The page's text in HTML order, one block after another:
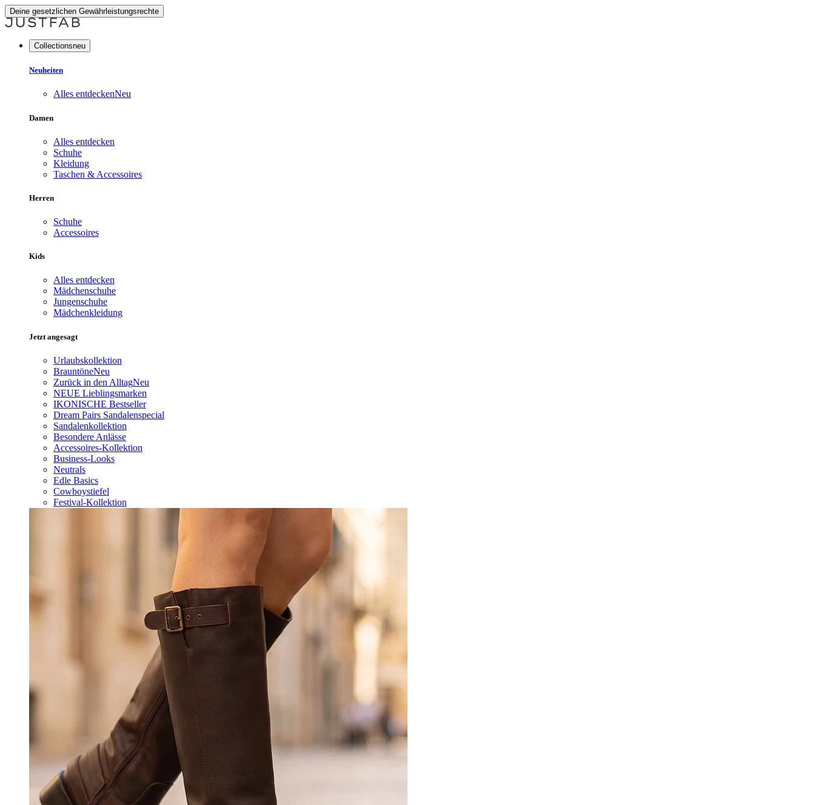
Deine gesetzlichen Gewährleistungsrechte
Collectionsneu
Neuheiten
Alles entdeckenNeu
Damen
Alles entdecken
Schuhe
Kleidung
Taschen & Accessoires
Herren
Schuhe
Accessoires
Kids
Alles entdecken
Mädchenschuhe
Jungenschuhe
Mädchenkleidung
Jetzt angesagt
Urlaubskollektion
BrauntöneNeu
Zurück in den AlltagNeu
NEUE Lieblingsmarken
IKONISCHE Bestseller
Dream Pairs Sandalenspecial
Sandalenkollektion
Besondere Anlässe
Accessoires-Kollektion
Business-Looks
Neutrals
Edle Basics
Cowboystiefel
Festival-Kollektion